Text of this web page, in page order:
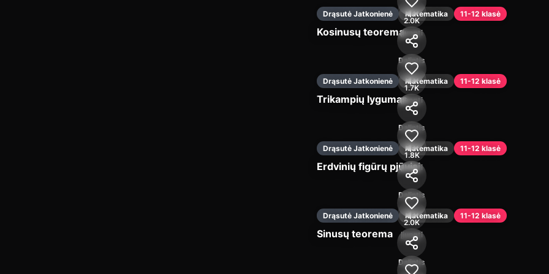
Įjungti
Drąsutė Jatkonienė Matematika 11-12 klasė
Kosinusų teorema
2.0K
Dalintis
Įjungti
Drąsutė Jatkonienė Matematika 11-12 klasė
Trikampių lygumas
1.7K
Dalintis
Įjungti
Drąsutė Jatkonienė Matematika 11-12 klasė
Erdvinių figūrų pjūviai
1.8K
Dalintis
Įjungti
Drąsutė Jatkonienė Matematika 11-12 klasė
Sinusų teorema
2.0K
Dalintis